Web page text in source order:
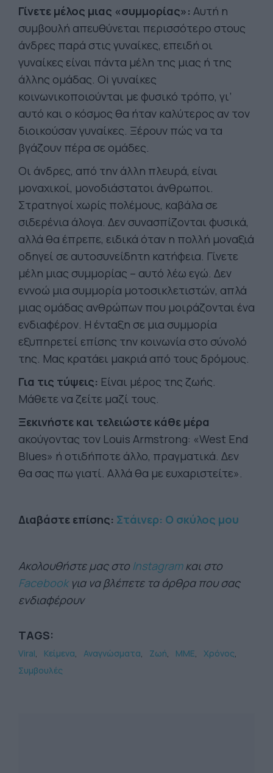
Γίνετε μέλος μιας «συμμορίας»: Αυτή η
συμβουλή απευθύνεται περισσότερο στους
άνδρες παρά στις γυναίκες, επειδή οι
γυναίκες είναι πάντα μέλη της μιας ή της
άλλης ομάδας. Oi γυναίκες
κοινωνικοποιούνται με φυσικό τρόπο, γι’
αυτό και ο κόσμος θα ήταν καλύτερος αν τον
διοικούσαν γυναίκες. Ξέρουν πώς να τα
βγάζουν πέρα σε ομάδες.
Οι άνδρες, από την άλλη πλευρά, είναι
μοναχικοί, μονοδιάστατοι άνθρωποι.
Στρατηγοί χωρίς πολέμους, καβάλα σε
σιδερένια άλογα. Δεν συνασπίζονται φυσικά,
αλλά θα έπρεπε, ειδικά όταν η πολλή μοναξιά
οδηγεί σε αυτοσυνείδητη κατήφεια. Γίνετε
μέλη μιας συμμορίας – αυτό λέω εγώ. Δεν
εννοώ μια συμμορία μοτοσικλετιστών, απλά
μιας ομάδας ανθρώπων που μοιράζονται ένα
ενδιαφέρον. Η ένταξη σε μια συμμορία
εξυπηρετεί επίσης την κοινωνία στο σύνολό
της. Μας κρατάει μακριά από τους δρόμους.
Για τις τύψεις: Είναι μέρος της ζωής.
Μάθετε να ζείτε μαζί τους.
Ξεκινήστε και τελειώστε κάθε μέρα
ακούγοντας τον Louis Armstrong: «West End
Blues» ή οτιδήποτε άλλο, πραγματικά. Δεν
θα σας πω γιατί. Αλλά θα με ευχαριστείτε».
Διαβάστε επίσης: Στάινερ: Ο σκύλος μου
Ακολουθήστε μας στο Instagramκαι στο
Facebookγια να βλέπετε τα άρθρα που σας
ενδιαφέρουν
TAGS:
Viral Κείμενα Αναγνώσματα Ζωή ΜΜΕ
Χρόνος
Συμβουλές